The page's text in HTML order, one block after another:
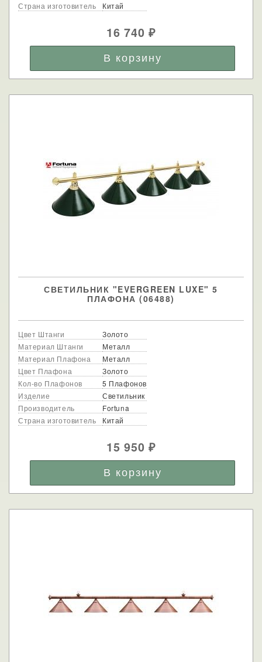
Страна изготовитель
Китай
16 740₽
СВЕТИЛЬНИК "EVERGREEN LUXE" 5
ПЛАФОНА (06488)
Цвет Штанги
Золото
Материал Штанги
Металл
Материал Плафона
Металл
Цвет Плафона
Золото
Кол-во Плафонов
5 Плафонов
Изделие
Светильник
Производитель
Fortuna
Страна изготовитель
Китай
15 950₽